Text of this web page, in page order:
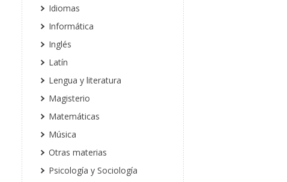
Idiomas
Informática
Inglés
Latín
Lengua y literatura
Magisterio
Matemáticas
Música
Otras materias
Psicología y Sociología